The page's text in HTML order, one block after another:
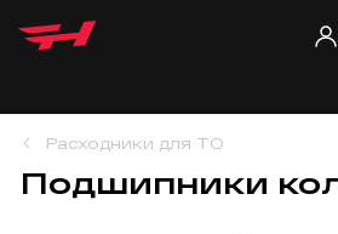
Расходники для ТО
Подшипники